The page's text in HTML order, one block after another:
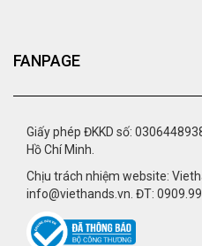
FANPAGE
Giấy phép ĐKKD số:
Hồ Chí Minh.
Chịu trách nhiệm website:
info@viethands.vn. ĐT: